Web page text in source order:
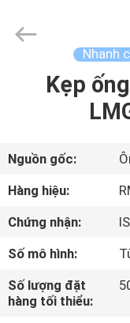
SẢN
PHẨM
CHÚNG
TÔI
WOODOO
TRADE
Nhanh
Kẹp
Nguồn gốc:
Hàng hiệu:
Chứng nhận:
Số mô hình:
Số lượng đặt
hàng tối thiểu: